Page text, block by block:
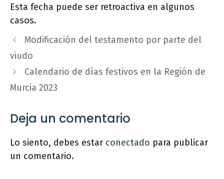
Esta fecha puede ser retroactiva en algunos
casos.
Modificación del testamento por parte del
viudo
Calendario de días festivos en la Región de
Murcia 2023
Deja un comentario
Lo siento, debes estar conectado para publicar
un comentario.